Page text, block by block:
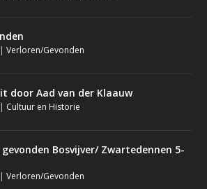
|Verloren/Gevonden
door Aad van der Klaauw
| Cultuur en Historie
Bosvijver/ Zwartedennen 5-
|Verloren/Gevonden